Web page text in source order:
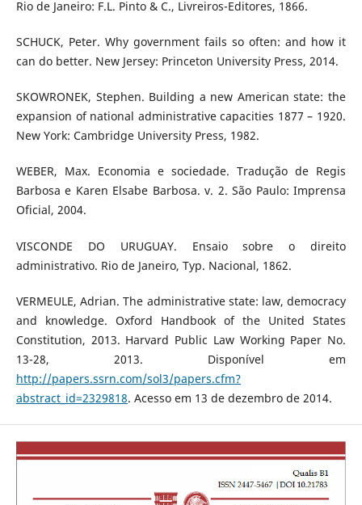
Rio de Janeiro: F.L. Pinto & C., Livreiros-Editores, 1866.
SCHUCK, Peter. Why government fails so often: and how it
can do better. New Jersey: Princeton University Press, 2014.
SKOWRONEK, Stephen. Building a new American state: the
expansion of national administrative capacities 1877 – 1920.
New York: Cambridge University Press, 1982.
WEBER, Max. Economia e sociedade. Tradução de Regis
Barbosa e Karen Elsabe Barbosa. v. 2. São Paulo: Imprensa
Oficial, 2004.
VISCONDE DO URUGUAY. Ensaio sobre o direito
administrativo. Rio de Janeiro, Typ. Nacional, 1862.
VERMEULE, Adrian. The administrative state: law, democracy
and knowledge. Oxford Handbook of the United States
Constitution, 2013. Harvard Public Law Working Paper No.
13-28, 2013. Disponível em
http://papers.ssrn.com/sol3/papers.cfm?
abstract_id=2329818. Acesso em 13 de dezembro de 2014.